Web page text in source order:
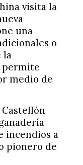
visita la
una
o
la
permite
medio de
incendios a
pionero de